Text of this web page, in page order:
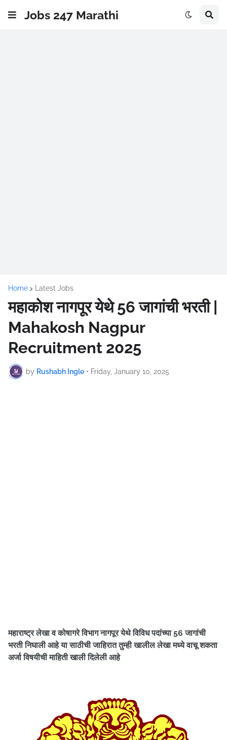
Jobs 247 Marathi
Home Latest Jobs
महाकोश नागपूर येथे 56 जागांची भरती |
Mahakosh Nagpur
Recruitment 2025
by Rushabh Ingle • Friday, January 10, 2025
महाराष्ट्र लेखा व कोषागरे विभाग नागपूर येथे विविध पदांच्या 56 जागांची
भरती निघाली आहेया साठीची जाहिरात तुम्ही खालील लेखा मध्ये वाचू शकता
अर्जा विषयीची माहिती खाली दिलेली आहे